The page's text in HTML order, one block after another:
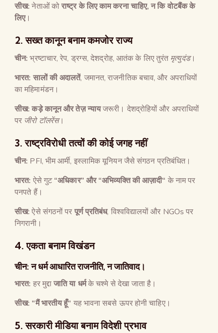
सीख: नेताओं कोराष्ट्र के लिए काम करना चाहिए,न कि वोटबैंक के
लिए।
2.सख्त कानून बनाम कमजोर राज्य
चीन: भ्रष्टाचार, रेप, ड्रग्स, देशद्रोह, आतंक के लिए तुरंत मृत्युदंड।
भारत: सालों की अदालतें, जमानत, राजनीतिक बचाव, और अपराधियों
का महिमामंडन।
सीख: कड़े कानून और तेज़ न्यायजरूरी। देशद्रोहियों और अपराधियों
पर जीरो टॉलरेंस।
3.राष्ट्रविरोधी तत्वों की कोई जगह नहीं
चीन: PFI, भीम आर्मी, इस्लामिक यूनियन जैसे संगठन प्रतिबंधित।
भारत: ऐसे गुट“अधिकार” और“अभिव्यक्ति की आज़ादी“ के नाम पर
पनपते हैं।
सीख: ऐसे संगठनों पर पूर्ण प्रतिबंध, विश्वविद्यालयों और NGOs पर
निगरानी।
4.एकता बनाम विखंडन
चीन:न धर्म आधारित राजनीति, न जातिवाद।
भारत: हर मुद्दाजाति या धर्मके चश्मे से देखा जाता है।
सीख: “मैं भारतीय हूँ“ यह भावना सबसे ऊपर होनी चाहिए।
5.सरकारी मीडिया बनाम विदेशी प्रभाव